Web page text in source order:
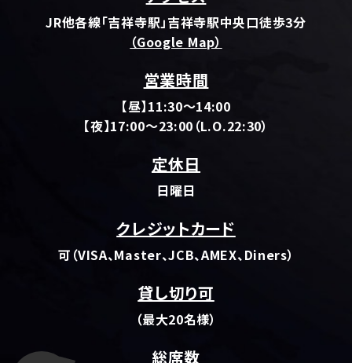
JR他各線「吉祥寺駅」吉祥寺駅中央口徒歩3分
（Google Map）
営業時間
【昼】11:30～14:00
【夜】17:00～23:00（L.O.22:30）
定休日
日曜日
クレジットカード
可（VISA、Master、JCB、AMEX、Diners）
貸し切り可
（最大20名様）
総席数